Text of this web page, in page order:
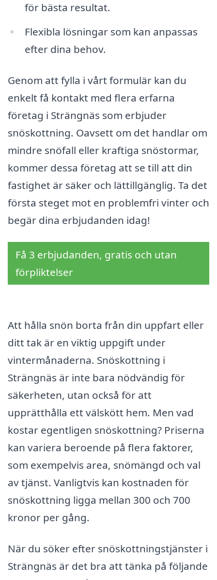
för bästa resultat.
Flexibla lösningar som kan anpassas
efter dina behov.
Genom att fylla i vårt formulär kan du
enkelt få kontakt med flera erfarna
företag i Strängnäs som erbjuder
snöskottning. Oavsett om det handlar om
mindre snöfall eller kraftiga snöstormar,
kommer dessa företag att se till att din
fastighet är säker och lättillgänglig. Ta det
första steget mot en problemfri vinter och
begär dina erbjudanden idag!
Få 3 erbjudanden, gratis och utan
förpliktelser
Att hålla snön borta från din uppfart eller
ditt tak är en viktig uppgift under
vintermånaderna. Snöskottning i
Strängnäs är inte bara nödvändig för
säkerheten, utan också för att
upprätthålla ett välskött hem. Men vad
kostar egentligen snöskottning? Priserna
kan variera beroende på flera faktorer,
som exempelvis area, snömängd och val
av tjänst. Vanligtvis kan kostnaden för
snöskottning ligga mellan 300 och 700
kronor per gång.
När du söker efter snöskottningstjänster i
Strängnäs är det bra att tänka på följande